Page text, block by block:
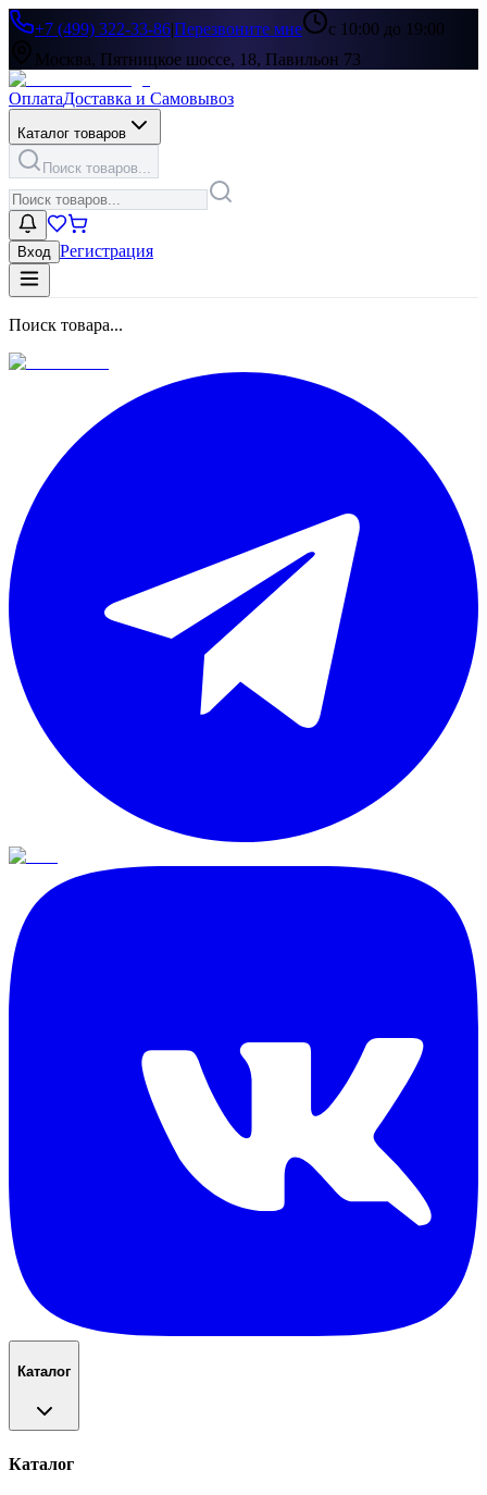
+7 (499) 322-33-86|Перезвоните мне
с 10:00 до 19:00
Москва, Пятницкое шоссе, 18, Павильон 73
ОплатаДоставка и Самовывоз
Каталог товаров
Поиск товаров...
Вход Регистрация
Поиск товара...
Каталог
Каталог